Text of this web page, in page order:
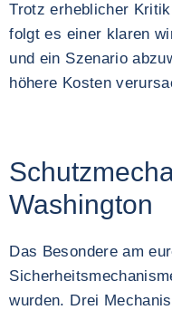
Trotz erheblicher
folgt es einer klaren
und ein Szenario
höhere Kosten
Washington
Das Besondere am
wurden. Drei